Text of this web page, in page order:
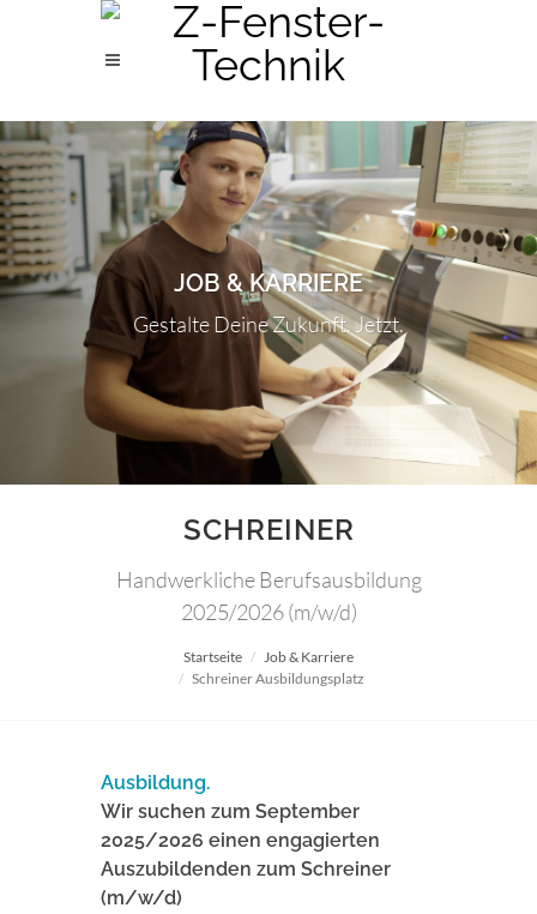
JOB & KARRIERE
Gestalte Deine Zukunft. Jetzt.
SCHREINER
Handwerkliche Berufsausbildung
2025/2026 (m/w/d)
Startseite
Job & Karriere
Schreiner Ausbildungsplatz
Ausbildung.
Wir suchen zum September
2025/2026 einen engagierten
Auszubildenden zum Schreiner
(m/w/d)